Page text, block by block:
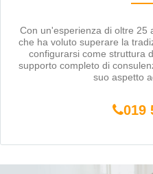
Con un'esperienza di oltre 25
che ha voluto superare la
configurarsi come struttura
supporto completo di
suo aspetto
019